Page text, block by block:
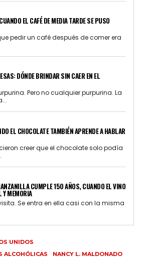
EL CAFÉ DE MEDIA TARDE SE PUSO
pedir un café después de comer era
DÓNDE BRINDAR SIN CAER EN EL
Pero no cualquier purpurina. La
EL CHOCOLATE TAMBIÉN APRENDE A HABLAR
creer que el chocolate solo podía
CUMPLE 150 AÑOS, CUANDO EL VINO
Y MEMORIA
Se entra en ella casi con la misma
UNIDOS
ALCOHÓLICAS
NANCY L. MALDONADO